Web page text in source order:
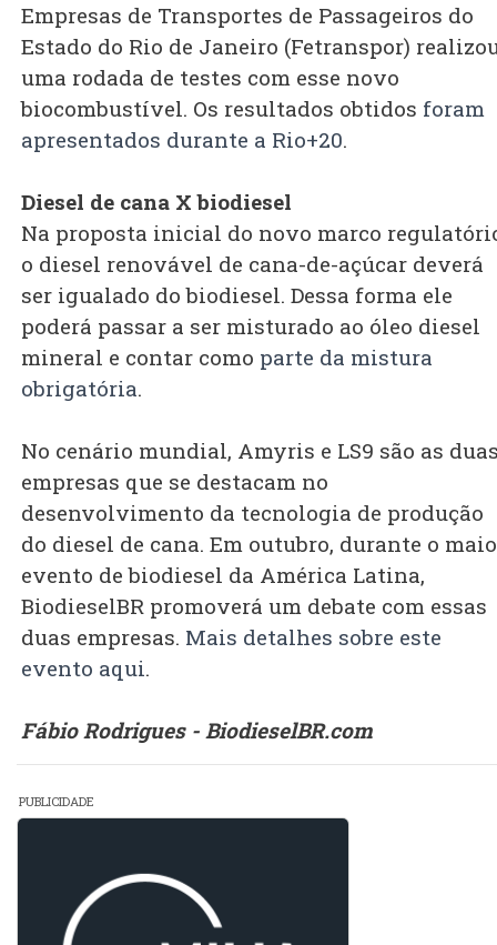
Empresas de Transportes de Passageiros do
Estado do Rio de Janeiro (Fetranspor)
uma rodada de testes com esse novo
biocombustível. Os resultados obtidos foram
apresentados durante a Rio+20.
Diesel de cana X biodiesel
Na proposta inicial do novo marco
o diesel renovável de cana-de-açúcar deverá
ser igualado do biodiesel. Dessa forma ele
poderá passar a ser misturado ao óleo diesel
mineral e contar como parte da mistura
obrigatória.
No cenário mundial, Amyris e LS9 são as
empresas que se destacam no
desenvolvimento da tecnologia de produção
do diesel de cana. Em outubro, durante o
evento de biodiesel da América Latina,
BiodieselBR promoverá um debate com essas
duas empresas. Mais detalhes sobre este
evento aqui.
Fábio Rodrigues - BiodieselBR.com
PUBLICIDADE